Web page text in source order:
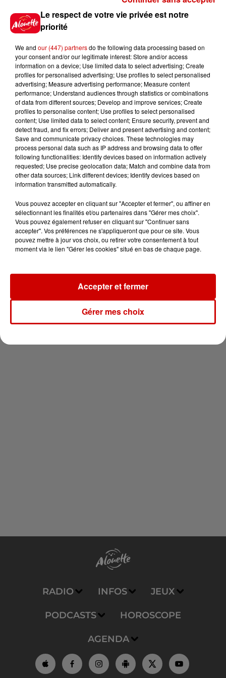
Gagnez vos places pour le
Festival du Roi Arthur 2026 !
Gagnez vos entrées pour le
Musée du Sport Automobile au
Mans !
Alouette vous invite à
Futuroscope Xperiences !
Le Duel - Gagnez votre balade
en jet ski !
Newsletter
RADIO INFOS JEUX
PODCASTS HOROSCOPE
AGENDA
Le respect de votre vie privée est notre
priorité
We and our (447) partnersdo the following data processing based on
your consent and/or our legitimate interest: Store and/or access
information on a device; Use limited data to select advertising; Create
profiles for personalised advertising; Use profiles to select personalised
advertising; Measure advertising performance; Measure content
performance; Understand audiences through statistics or combinations
of data from different sources; Develop and improve services; Create
profiles to personalise content; Use profiles to select personalised
content; Use limited data to select content; Ensure security, prevent and
detect fraud, and fix errors; Deliver and present advertising and content;
Save and communicate privacy choices. These technologies may
process personal data such as IP address and browsing data to offer
following functionalities: Identify devices based on information actively
requested; Use precise geolocation data; Match and combine data from
other data sources; Link different devices; Identify devices based on
information transmitted automatically.
Vous pouvez accepter en cliquant sur "Accepter et fermer", ou affiner en
sélectionnant les finalités et/ou partenaires dans "Gérer mes choix".
Vous pouvez également refuser en cliquant sur "Continuer sans
accepter". Vos préférences ne s'appliqueront que pour ce site. Vous
pouvez mettre à jour vos choix, ou retirer votre consentement à tout
moment via le lien "Gérer les cookies" situé en bas de chaque page.
Gérer mes choix
Accepter et fermer